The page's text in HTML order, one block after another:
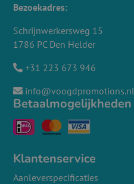
Bezoekadres:
Schrijnwerkersweg 15
1786 PC Den Helder
+31 223 673 946
info@voogdpromotions.nl
Betaalmogelijkheden
Klantenservice
Aanleverspecificaties